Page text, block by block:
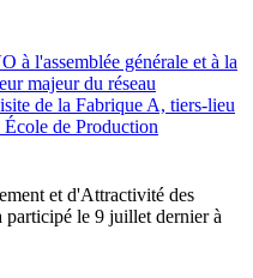
et d'Attractivité des
le 9 juillet dernier à